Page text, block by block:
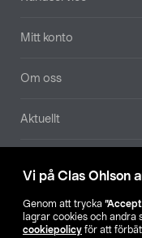
Vi på Clas Ohlson
Genom att trycka
lagrar cookies och andra
cookiepolicy för att
Mitt konto
Om oss
Aktuellt